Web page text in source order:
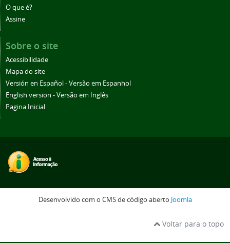
O que é?
Assine
Sobre o site
Acessibilidade
Mapa do site
Versión en Español - Versão em Espanhol
English version - Versão em Inglês
Pagina Inicial
Desenvolvido com o CMS de código aberto Joomla
Voltar para o topo